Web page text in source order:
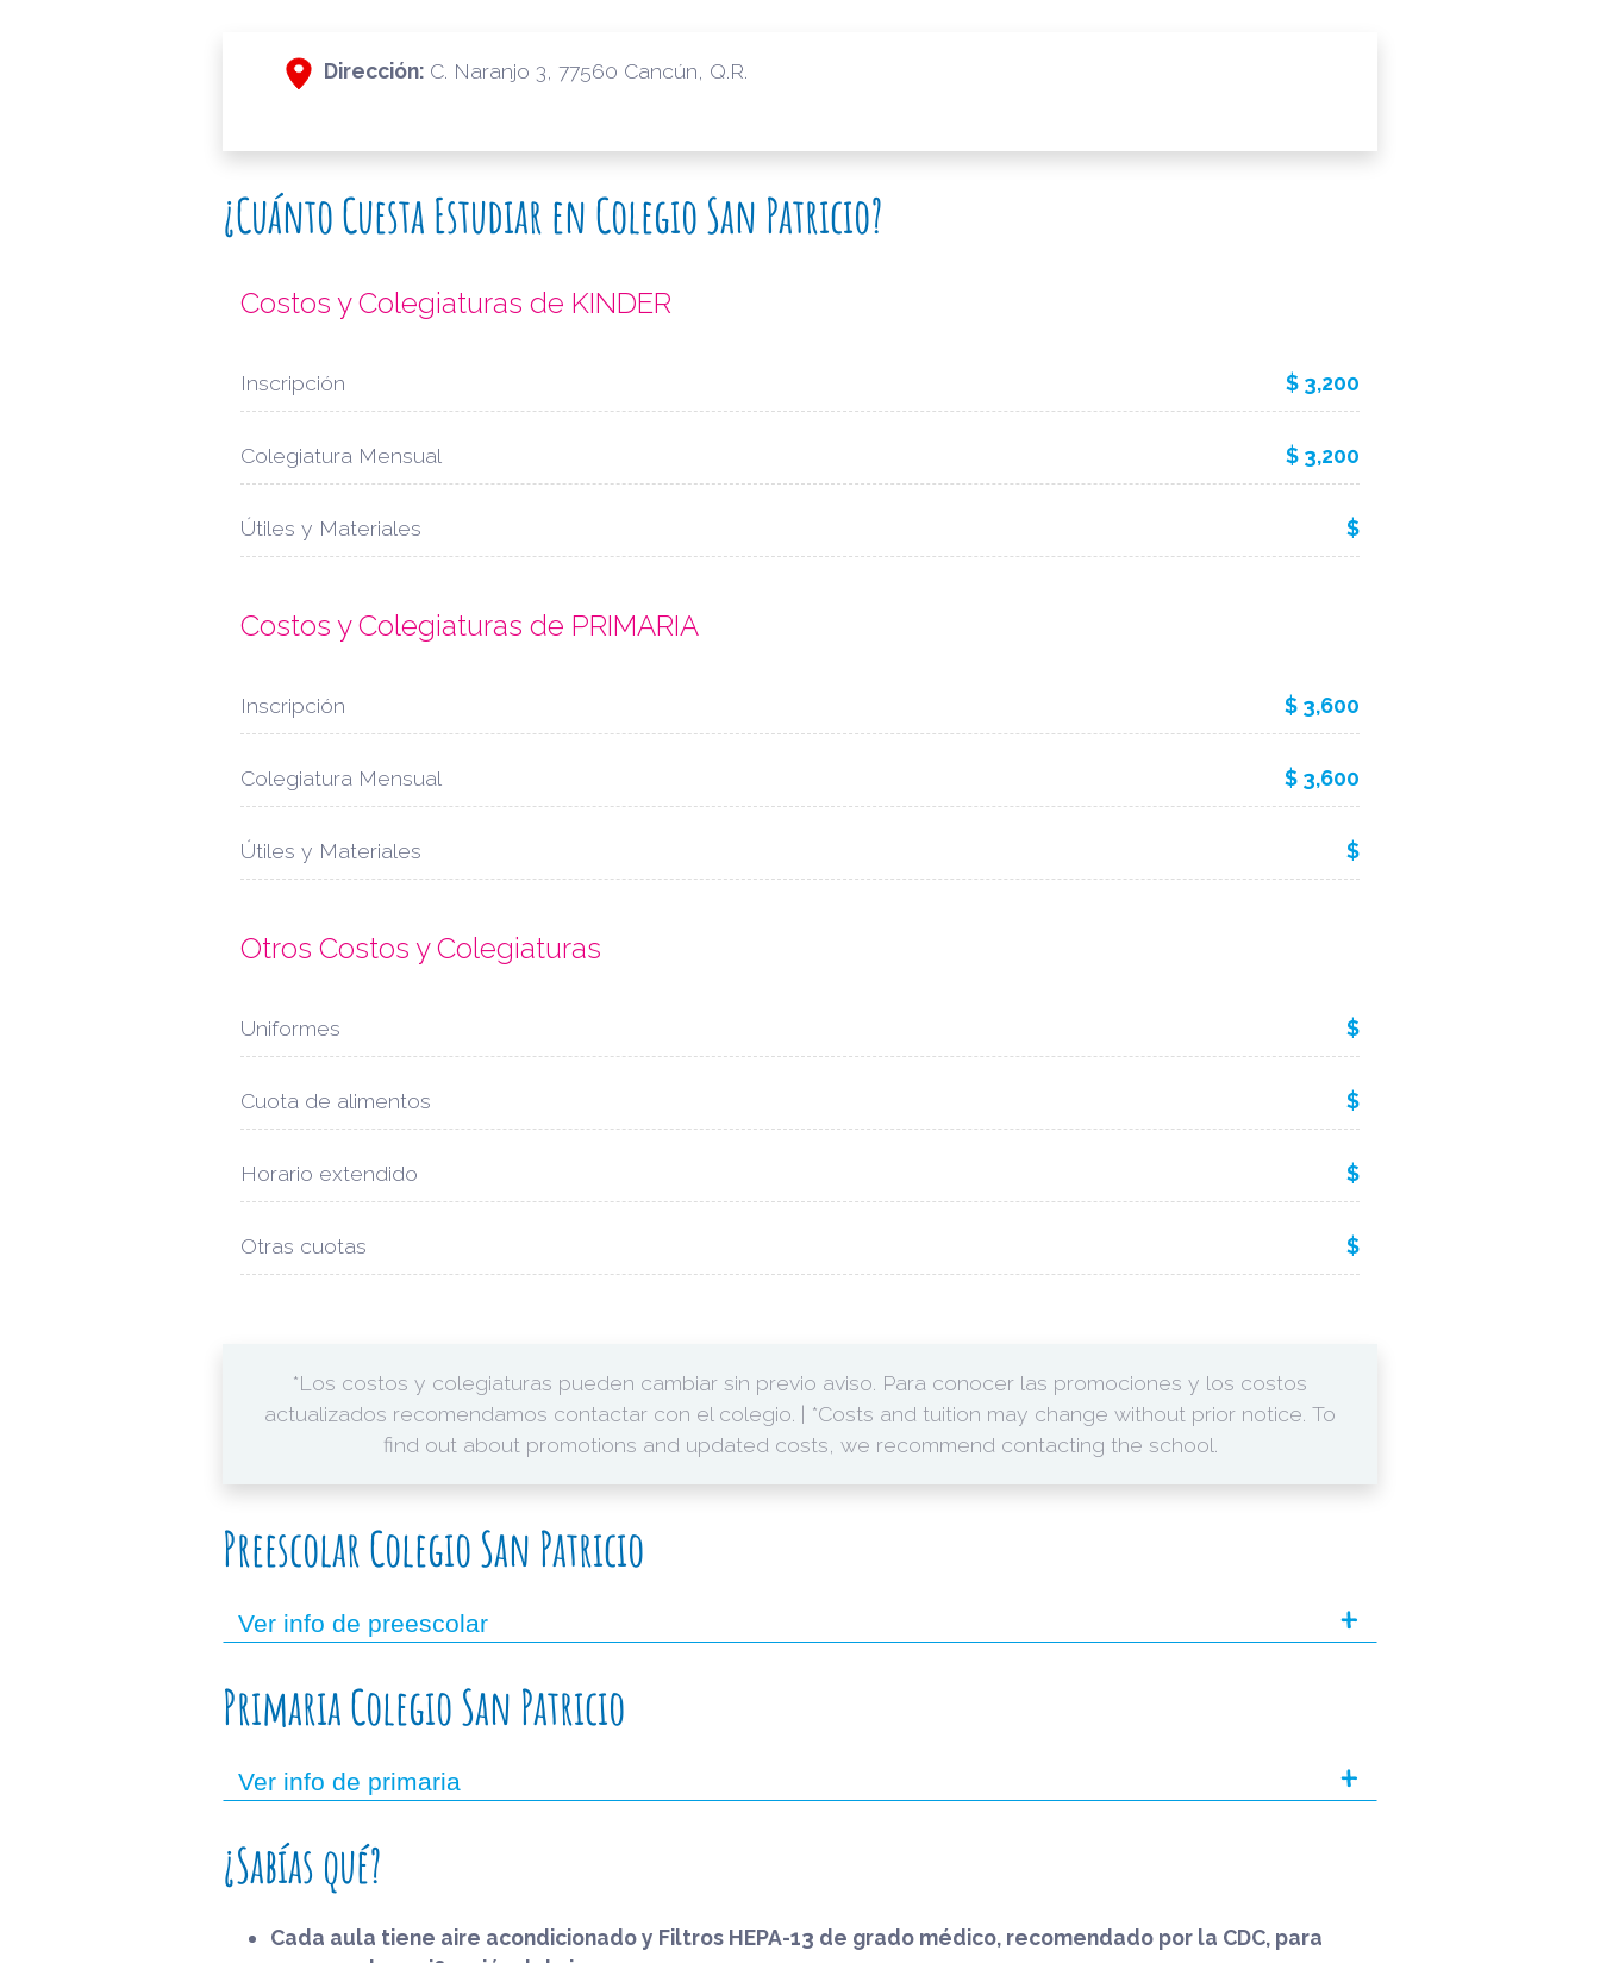
Dirección: C. Naranjo 3, 77560 Cancún, Q.R.
¿Cuánto Cuesta Estudiar en Colegio San Patricio?
Costos y Colegiaturas de KINDER
Inscripción $ 3,200
Colegiatura Mensual $ 3,200
Útiles y Materiales $
Costos y Colegiaturas de PRIMARIA
Inscripción $ 3,600
Colegiatura Mensual $ 3,600
Útiles y Materiales $
Otros Costos y Colegiaturas
Uniformes $
Cuota de alimentos $
Horario extendido $
Otras cuotas $
*Los costos y colegiaturas pueden cambiar sin previo aviso. Para conocer las promociones y los costos
actualizados recomendamos contactar con el colegio. | *Costs and tuition may change without prior notice. To
find out about promotions and updated costs, we recommend contacting the school.
Preescolar Colegio San Patricio
Ver info de preescolar +
Primaria Colegio San Patricio
Ver info de primaria +
¿Sabías qué?
Cada aula tiene aire acondicionado y Filtros HEPA-13 de grado médico, recomendado por la CDC, para